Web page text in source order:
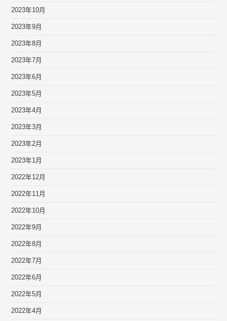
2023年10月
2023年9月
2023年8月
2023年7月
2023年6月
2023年5月
2023年4月
2023年3月
2023年2月
2023年1月
2022年12月
2022年11月
2022年10月
2022年9月
2022年8月
2022年7月
2022年6月
2022年5月
2022年4月